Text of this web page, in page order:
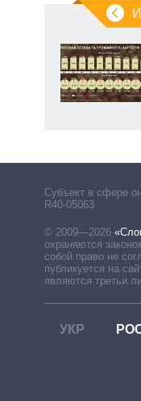
Субъект в сфере
R40-05063
© 2009—2026
охраняются
собой право не
публикуется на
являются третьи
УКР